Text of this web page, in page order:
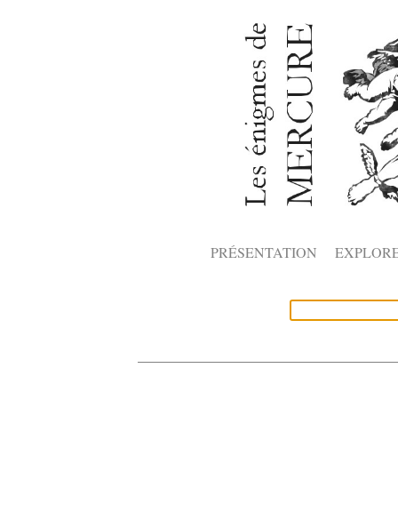
PRÉSENTATION